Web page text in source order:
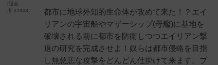
都市に地球外知的生命体が攻めて来た！？エイ
リアンの宇宙船やマザーシップ(母艦)に基地を
破壊される前に都市を防衛しつつエイリアン撃
退の研究を完成させよ！奴らは都市侵略を目指
し無慈悲な攻撃をどんどん仕掛けて来ます。プ
[退会
者:32843]